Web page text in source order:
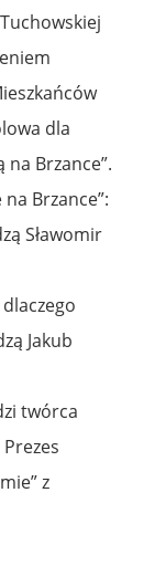
dla
Brzance”.
Brzance”:
Sławomir
Jakub
twórca
z